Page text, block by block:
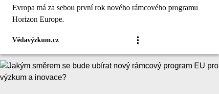
Evropa má za sebou první rok nového rámcového programu
Horizon Europe.
Vědavýzkum.cz